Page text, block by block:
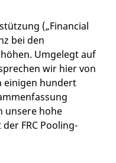
(„Financial
bei den
Umgelegt auf
wir hier von
einigen hundert
unsere hohe
FRC Pooling-